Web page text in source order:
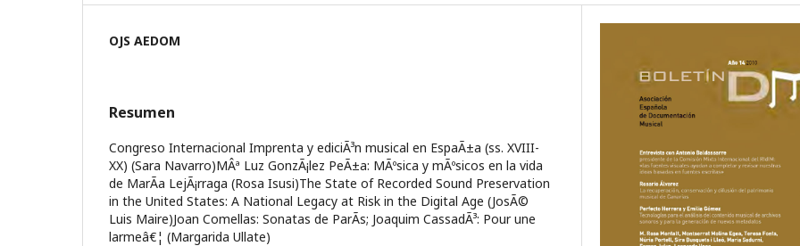
OJS AEDOM
Resumen
Congreso Internacional Imprenta y ediciÃ³n musical en EspaÃ±a (ss. XVIII-
XX) (Sara Navarro)MÂª Luz GonzÃ¡lez PeÃ±a: MÃºsica y mÃºsicos en la vida
de MarÃ­a LejÃ¡rraga (Rosa Isusi)The State of Recorded Sound Preservation
in the United States: A National Legacy at Risk in the Digital Age (JosÃ©
Luis Maire)Joan Comellas: Sonatas de ParÃ­s; Joaquim CassadÃ³: Pour une
larmeâ€¦ (Margarida Ullate)